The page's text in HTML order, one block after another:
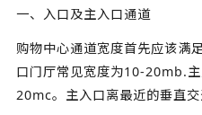
一、入口及主入口通道
购物中心通道宽度首先应该满
口门厅常见宽度为10-20mb.
20mc。主入口离最近的垂直